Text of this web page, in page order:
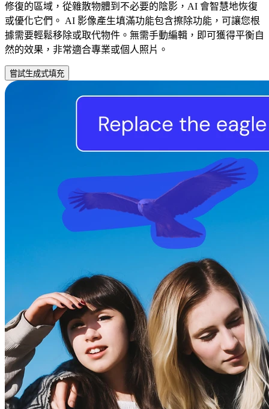
修復的區域，從雜散物體到不必要的陰影，AI 會智慧地恢復
或優化它們。 AI 影像產生填滿功能包含擦除功能，可讓您根
據需要輕鬆移除或取代物件。無需手動編輯，即可獲得平衡自
然的效果，非常適合專業或個人照片。
嘗試生成式填充